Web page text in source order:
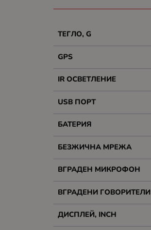
ТЕГЛО, G
GPS
IR ОСВЕТЛЕНИЕ
USB ПОРТ
БАТЕРИЯ
БЕЗЖИЧНА МРЕЖА
ВГРАДЕН МИКРОФОН
ВГРАДЕНИ ГОВОРИТЕЛИ
ДИСПЛЕЙ, INCH